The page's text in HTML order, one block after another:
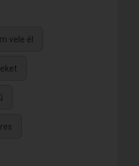
vele él